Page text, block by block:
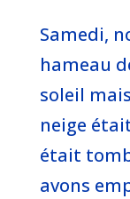
Samedi,
hameau
soleil
neige
était
avons